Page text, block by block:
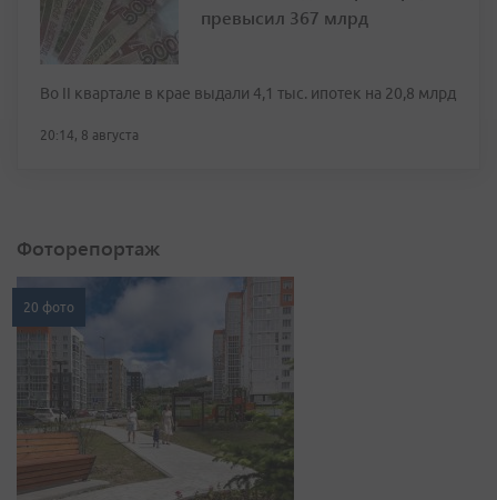
превысил 367 млрд
Во II квартале в крае выдали 4,1 тыс. ипотек на 20,8 млрд
20:14, 8 августа
Фоторепортаж
20 фото